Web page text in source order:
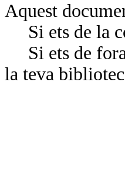
Aquest
Si ets de la
Si ets de fora
la teva